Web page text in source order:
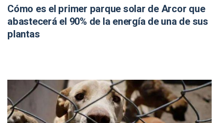
Cómo es el primer parque solar de Arcor que
abastecerá el 90% de la energía de una de sus
plantas